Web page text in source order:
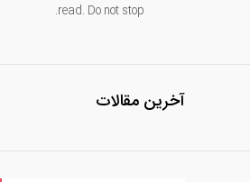
read. Do not stop.
آخرین مقالات